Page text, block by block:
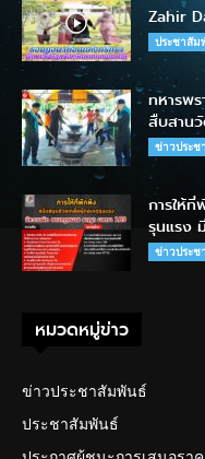
Zahir
ประชาสัม
ทหารพ
สืบสาน
ข่าวประ
การให้
รุนแรง
ข่าวประ
หมวดหมู่ข่าว
ข่าวประชาสัมพันธ์
ประชาสัมพันธ์